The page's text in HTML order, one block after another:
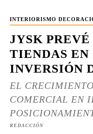
INTERIORISMO
JYSK PREVÉ
TIENDAS
INVERSIÓN
EL
COMERCIAL EN
REDACCIÓN